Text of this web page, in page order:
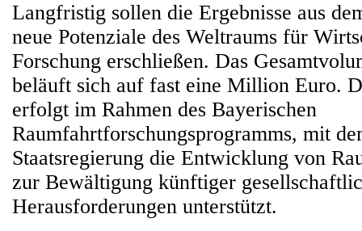
Langfristig sollen die Ergebnisse aus
neue Potenziale des Weltraums für
Forschung erschließen. Das
beläuft sich auf fast eine Million Euro.
erfolgt im Rahmen des Bayerischen
Raumfahrtforschungsprogramms, mit
Staatsregierung die Entwicklung von
zur Bewältigung künftiger
Herausforderungen unterstützt.